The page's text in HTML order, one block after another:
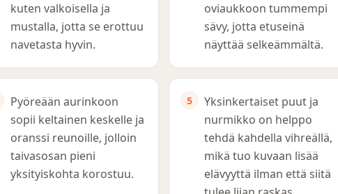
kuten valkoisella ja
mustalla, jotta se erottuu
navetasta hyvin.
oviaukkoon tummempi
sävy, jotta etuseinä
näyttää selkeämmältä.
Pyöreään aurinkoon
sopii keltainen keskelle ja
oranssi reunoille, jolloin
taivasosan pieni
yksityiskohta korostuu.
Yksinkertaiset puut ja
nurmikko on helppo
tehdä kahdella vihreällä,
mikä tuo kuvaan lisää
elävyyttä ilman että siitä